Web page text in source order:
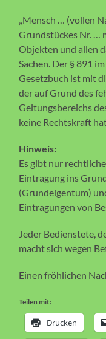
„Mensch … (vollen
Grundstückes Nr. …
Objekten und allen
Sachen. Der § 891
Gesetzbuch ist mit
der auf Grund des
Geltungsbereichs
keine Rechtskraft
Hinweis:
Es gibt nur
Eintragung ins
(Grundeigentum)
Eintragungen von
Jeder Bedienstete,
macht sich wegen
Einen fröhlichen
Teilen mit:
Drucken